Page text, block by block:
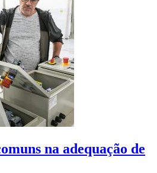
na adequação de